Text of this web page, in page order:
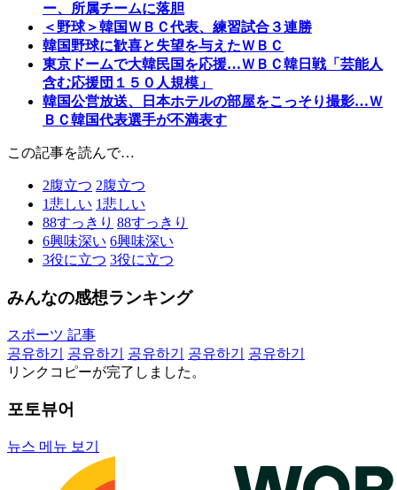
ー、所属チームに落胆
＜野球＞韓国ＷＢＣ代表、練習試合３連勝
韓国野球に歓喜と失望を与えたＷＢＣ
東京ドームで大韓民国を応援…ＷＢＣ韓日戦「芸能人
含む応援団１５０人規模」
韓国公営放送、日本ホテルの部屋をこっそり撮影…Ｗ
ＢＣ韓国代表選手が不満表す
この記事を読んで…
2腹立つ 2腹立つ
1悲しい 1悲しい
88すっきり 88すっきり
6興味深い 6興味深い
3役に立つ 3役に立つ
みんなの感想ランキング
スポーツ 記事
공유하기
공유하기 공유하기 공유하기
공유하기
リンクコピーが完了しました。
포토뷰어
뉴스 메뉴 보기